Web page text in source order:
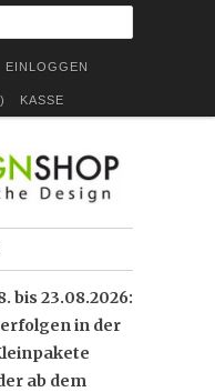
EINLOGGEN
) KASSE
bis 23.08.2026:
in der
ab dem